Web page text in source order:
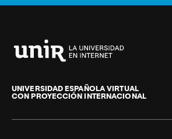
de
La
UNIVERSIDAD ESPAÑOLA VIRTUAL
CON PROYECCIÓN INTERNACIONAL